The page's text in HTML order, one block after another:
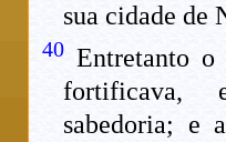
sua cidade de
40 Entretanto o
fortificava,
sabedoria; e